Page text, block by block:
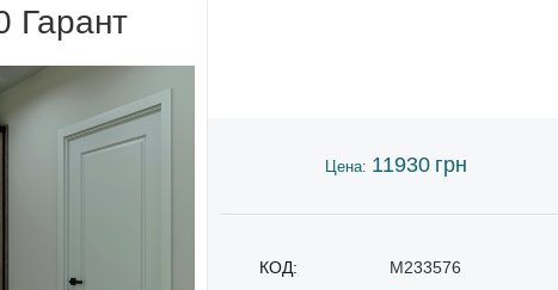
Гарант
Цена: 11930 грн
КОД:
M233576